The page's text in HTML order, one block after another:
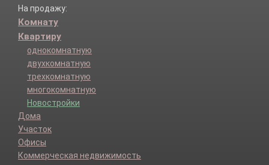
На продажу:
Комнату
Квартиру
однокомнатную
двухкомнатную
трехкомнатную
многокомнатную
Новостройки
Дома
Участок
Офисы
Коммерческая недвижимость